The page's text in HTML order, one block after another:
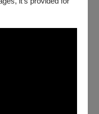
曲」:《烏山頭之愛
寒和他的 弟兄們》。
——四郎》曾獲台新藝術
核心，重視文化脈
利略計 畫」，以哲學、
作品、組織生活劇場之